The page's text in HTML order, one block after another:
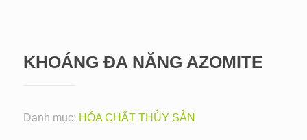
KHOÁNG ĐA NĂNG AZOMITE
Danh mục: HÓA CHẤT THỦY SẢN